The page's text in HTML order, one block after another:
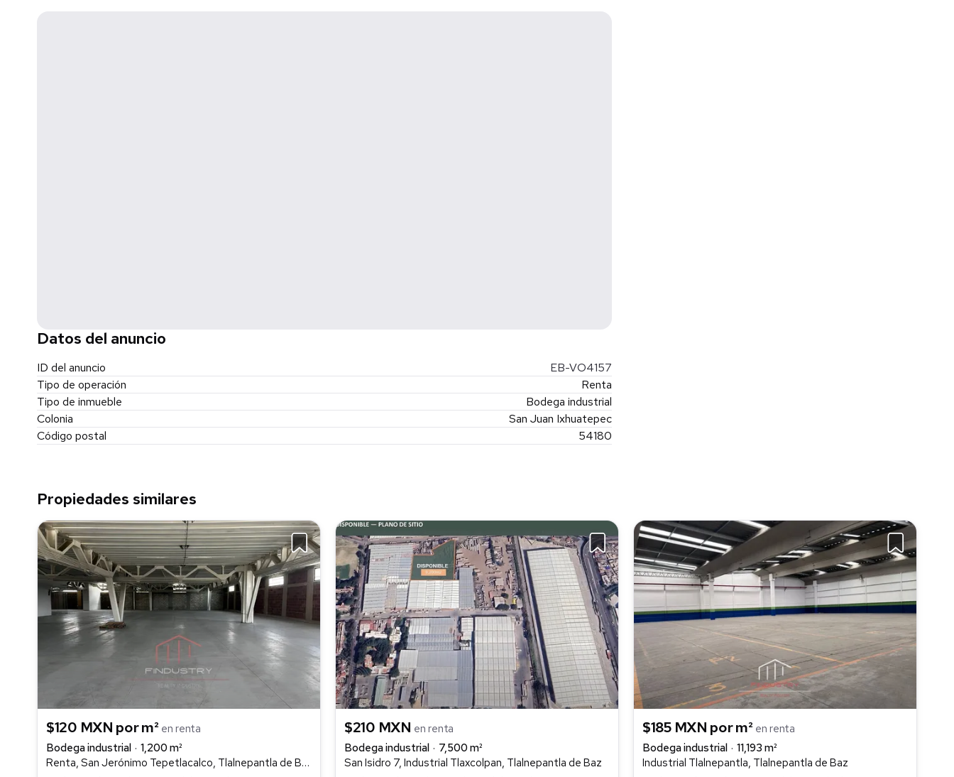
Datos del anuncio
ID del anuncio
EB-VO4157
Tipo de operación
Renta
Tipo de inmueble
Bodega industrial
Colonia
San Juan Ixhuatepec
Código postal
54180
Propiedades similares
$120 MXN por m² en renta
Bodega industrial
1,200 m²
Renta, San Jerónimo Tepetlacalco, Tlalnepantla de Baz
$210 MXN en renta
Bodega industrial
7,500 m²
San Isidro 7, Industrial Tlaxcolpan, Tlalnepantla de Baz
$185 MXN por m² en renta
Bodega industrial
11,193 m²
Industrial Tlalnepantla, Tlalnepantla de Baz